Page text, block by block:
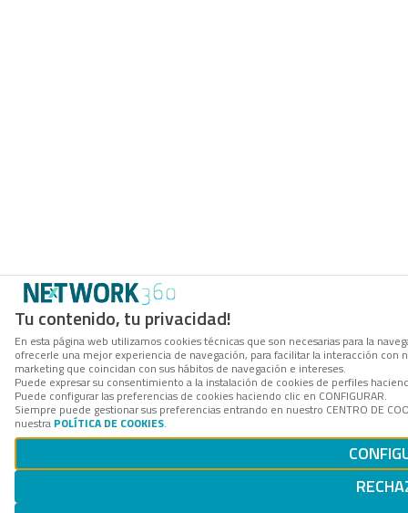
Tu contenido, tu privacidad!
En esta página web utilizamos cookies técnicas que son necesarias para la
ofrecerle una mejor experiencia de navegación, para facilitar la interacción
marketing que coincidan con sus hábitos de navegación e intereses.
Puede expresar su consentimiento a la instalación de cookies de perfiles
Puede configurar las preferencias de cookies haciendo clic en CONFIGURAR.
Siempre puede gestionar sus preferencias entrando en nuestro CENTRO DE
nuestra POLÍTICA DE COOKIES.